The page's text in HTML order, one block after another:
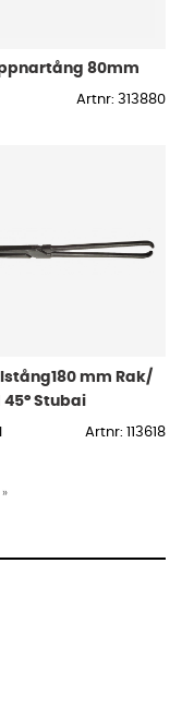
80mm
Artnr: 313880
mm Rak/
Stubai
Artnr: 113618
»